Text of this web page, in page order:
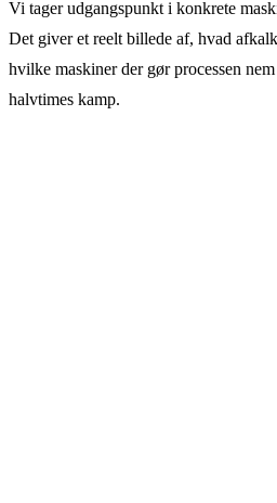
Vi tager udgangspunkt i konkrete
Det giver et reelt billede af, hvad
hvilke maskiner der gør processen
halvtimes kamp.